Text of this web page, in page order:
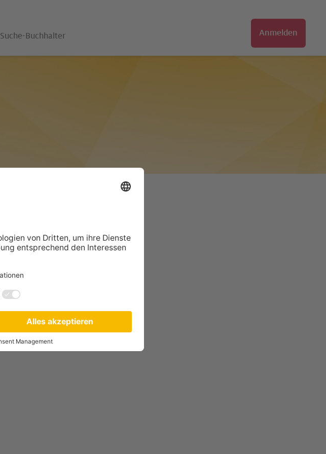
Suche-Buchhalter Anmelden